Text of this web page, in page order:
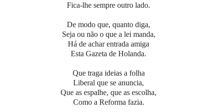
Fica-lhe sempre outro lado.
De modo que, quanto diga,
Seja ou não o que a lei manda,
Há de achar entrada amiga
Esta Gazeta de Holanda.
Que traga ideias a folha
Liberal que se anuncia,
Que as espalhe, que as escolha,
Como a Reforma fazia.